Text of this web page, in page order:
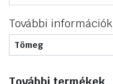
További információk
Tömeg